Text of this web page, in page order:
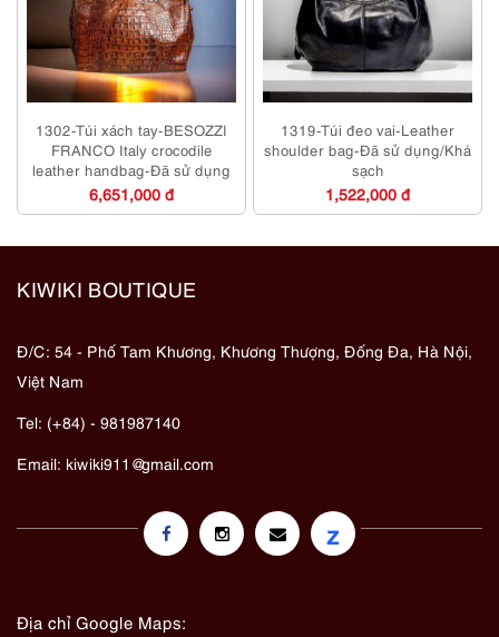
1302-Túi xách tay-BESOZZI
FRANCO Italy crocodile
leather handbag-Đã sử dụng
6,651,000 đ
1319-Túi đeo vai-Leather
shoulder bag-Đã sử dụng/Khá
sạch
1,522,000 đ
KIWIKI BOUTIQUE
Đ/C: 54 - Phố Tam Khương, Khương Thượng, Đống Đa, Hà Nội,
Việt Nam
Tel: (+84) - 981987140
Email: kiwiki911@gmail.com
z
Địa chỉ Google Maps: